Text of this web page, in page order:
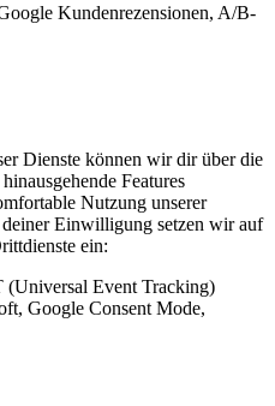
Kundenrezensionen, A/B-
Dienste können wir dir über die
Features
Nutzung unserer
Einwilligung setzen wir auf
ein:
(Universal Event Tracking)
Google Consent Mode,